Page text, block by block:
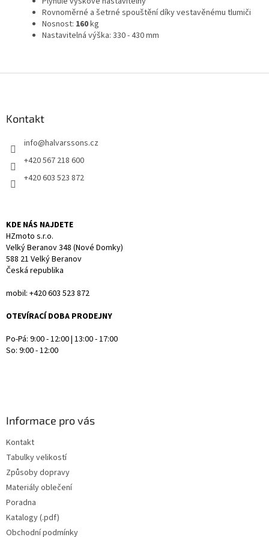
Rovnoměrné a šetrné spouštění díky vestavěnému tlumiči
Nosnost: 160kg
Nastavitelná výška: 330 - 430 mm
Kontakt
info@halvarssons.cz
+420 567 218 600
+420 603 523 872
KDE NÁS NAJDETE
HZmoto s.r.o.
Velký Beranov 348 (Nové Domky)
588 21 Velký Beranov
Česká republika
mobil: +420 603 523 872
OTEVÍRACÍ DOBA PRODEJNY
Po-Pá: 9:00 - 12:00 | 13:00 - 17:00
So: 9:00 - 12:00
Informace pro vás
Kontakt
Tabulky velikostí
Způsoby dopravy
Materiály oblečení
Poradna
Katalogy (.pdf)
Obchodní podmínky